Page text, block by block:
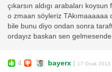
çıkarsın aldıgı arabaları
o zmaan söyleriz TAkımaaaaaa
bile bunu diyo ondan sonra
ordayız baskan sen gelmesende
4 bayerx | 17 Ocak 2013